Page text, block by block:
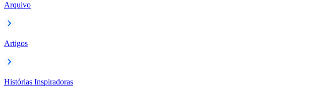
Arquivo
Artigos
Histórias Inspiradoras